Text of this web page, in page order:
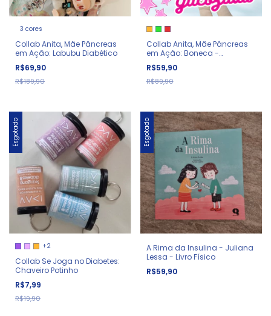
3 cores
Collab Anita, Mãe Pâncreas
em Ação: Labubu Diabético
R$69,90
R$189,90
Collab Anita, Mãe Pâncreas
em Ação: Boneca -
Glicozilda
R$59,90
R$89,90
Esgotado
+2
Collab Se Joga no Diabetes:
Chaveiro Potinho
R$7,99
R$19,90
Esgotado
A Rima da Insulina - Juliana
Lessa - Livro Físico
R$59,90